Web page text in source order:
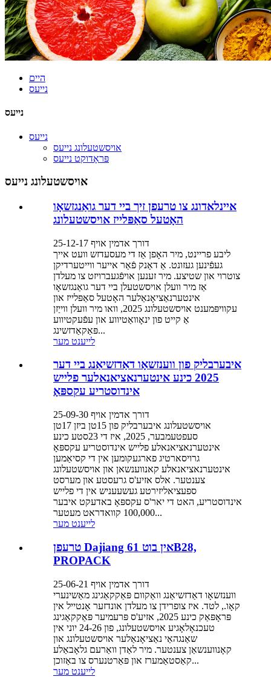
היים
נייעס
נייעס
נייעס
אויסשטעלונג נייעס
פּראָדוקט נייעס
אויסשטעלונג נייעס
איינלאדונג צו טרעפן זיך ביי דער גואַנגזשאָו
האָטעל סאַפּלייז אויסשטעלונג
דורך אדמין אויף 25-12-17
ליבע פריינט, מיר האָפן אַז די מעסעדזש וועט אייך
געפֿינען געזונט. אַ דאַנק פֿאַר אייער ווייטערדיקן
צוטרוי און שטיצע. מיר זענען אויפֿגעברויזט צו מעלדן
אַז מיר וועלן אויסשטעלן ביי דער גואַנגזשאָו
אינטערנאַציאָנאַלער האָטעל סאַפּלייז און
עקוויפּמענט אויסשטעלונג 2025, וואו מיר וועלן ווייַזן
אַ קייט פון ינאָוואַטיווע און עפֿעקטיווע
פּאַקאַדזשינג...
לייענט מער
איבערבליק פון ווענזשאָו דאַדזשיאַנג ביי דער
2025 כינע אינטערנאציאנאלער פלייש
אינדוסטריע עקספּאָ
דורך אדמין אויף 25-09-30
אויסשטעלונג איבערבליק פון 15טן ביזן 17טן
סעפטעמבער, 2025, איז די 23סטע כינע
אינטערנאציאנאלע פלייש אינדוסטריע עקספּאָ
גרויסארטיג פארגעקומען אין די קסיאַמען
אינטערנאציאנאלע קאנווענשאן און אויסשטעלונג
צענטער. אלס אזיע'ס גרעסטע און מערסט
ספעציאליזירטע געשעעניש אין די פלייש
אינדוסטריע, האט די יאר'ס עקספּאָ באדעקט איבער
100,000 קוואדראט מעטער...
לייענט מער
טרעפן Dajiang אין בוט 61B28,
PROPACK
דורך אדמין אויף 25-06-21
ווענזשאָו דאַדזשיאַנג וואַקוום פּאַקקאַגינג מאַשינערי
קאָו., לטד. איז צופרידן צו מעלדן אונדזער אָנטייל אין
פּראָפּאַק כינע 2025, אזיע'ס פּרעמיער פּאַקקאַגינג
טעכנאָלאָגיע אויסשטעלונג, פון 24-26 יוני אין
שאַנגהאַי נאַציאָנאַלער אויסשטעלונג און
קאָנווענשאַן צענטער. מיר לאַדן וואַרעם גלאָבאַלע
קאַסטאַמערז און פּאַרטנערס צו באַזוכן...
לייענט מער